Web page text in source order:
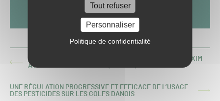
Tout refuser
Personnaliser
Politique de confidentialité
ARTICLE
[VIDÉO] SALONVERT 2024 : LE VERTI-RAKE DE REDEXIM
AVEC OLIVIER VERVAEKE (SAELEN)
ARTICLE
UNE RÉGULATION PROGRESSIVE ET EFFICACE DE L’USAGE
DES PESTICIDES SUR LES GOLFS DANOIS